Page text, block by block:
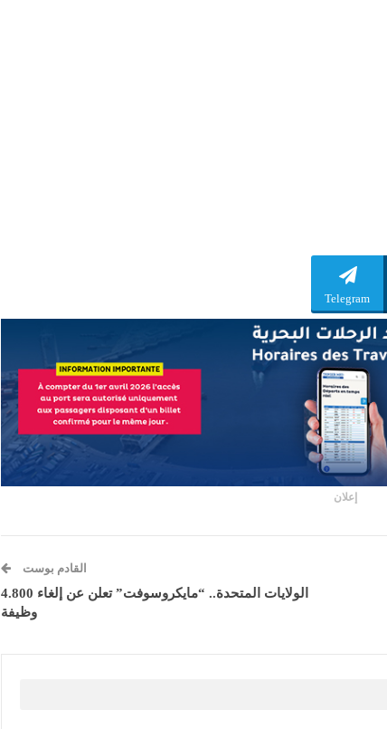
Telegram
إعلان
القادم بوست
الولايات المتحدة.. “مايكروسوفت” تعلن عن إلغاء 4.800
وظيفة